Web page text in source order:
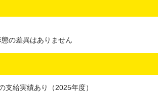
の差異はありません
支給実績あり（2025年度）